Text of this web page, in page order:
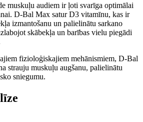
muskuļu audiem ir ļoti svarīga optimālai
D-Bal Max satur D3 vitamīnu, kas ir
izmantošanu un palielinātu sarkano
skābekļa un barības vielu piegādi
fizioloģiskajiem mehānismiem, D-Bal
strauju muskuļu augšanu, palielinātu
sniegumu.